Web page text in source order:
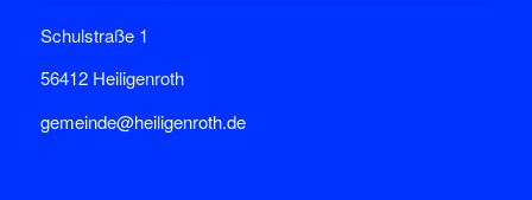
Schulstraße 1
56412 Heiligenroth
gemeinde@heiligenroth.de